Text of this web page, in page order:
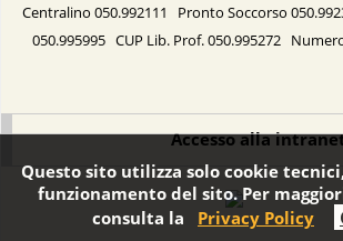
Centralino 050.992111 Pronto Soccorso
050.995995 CUP Lib. Prof. 050.995272
Accesso alla
Questo sito utilizza solo cookie
funzionamento del sito. Per
consulta la
Privacy Policy